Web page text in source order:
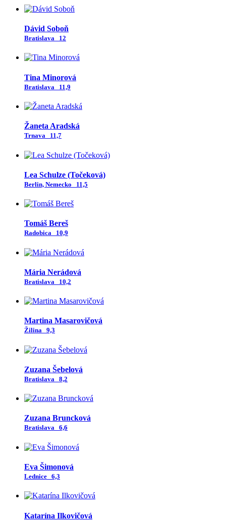
Dávid Soboň
Bratislava 12
Tina Minorová
Bratislava 11,9
Žaneta Aradská
Trnava 11,7
Lea Schulze (Točeková)
Berlin, Nemecko 11,5
Tomáš Bereš
Radobica 10,9
Mária Nerádová
Bratislava 10,2
Martina Masarovičová
Žilina 9,3
Zuzana Šebelová
Bratislava 8,2
Zuzana Bruncková
Bratislava 6,6
Eva Šimonová
Lednice 6,3
Katarína Ilkovičová